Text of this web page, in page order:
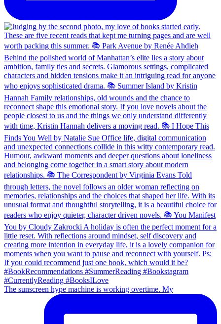
The sunscreen hype machine is working overtime. My